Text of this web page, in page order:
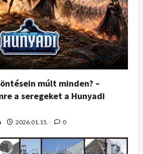
múlt minden? –
a seregeket a Hunyadi
2026.01.15. 0